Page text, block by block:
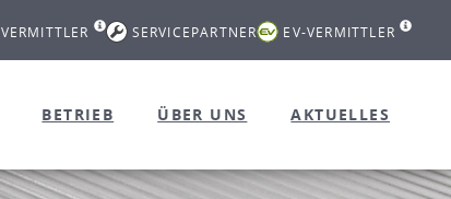
VERMITTLER SERVICEPARTNER EV-VERMITTLER
BETRIEB ÜBER UNS AKTUELLES